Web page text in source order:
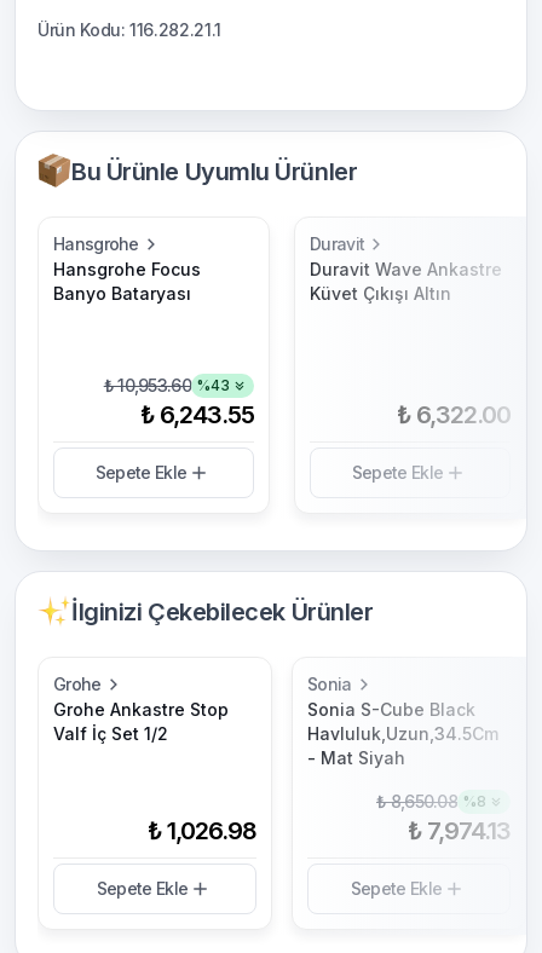
Bu Ürünle Uyumlu Ürünler
Hansgrohe
Hansgrohe Focus
Banyo Bataryası
₺ 10,953.60 %43
₺ 6,243.55
Sepete Ekle
Duravit
Duravit Wave Ankastre
Küvet Çıkışı Altın
₺ 6,322.00
Sepete Ekle
İlginizi Çekebilecek Ürünler
Grohe
Grohe Ankastre Stop
Valf İç Set 1/2
₺ 1,026.98
Sepete Ekle
Sonia
Sonia S-Cube Black
Havluluk,Uzun,34.5Cm
- Mat Siyah
₺ 8,650.08 %8
₺ 7,974.13
Sepete Ekle
Ürün Kodu: 116.282.21.1